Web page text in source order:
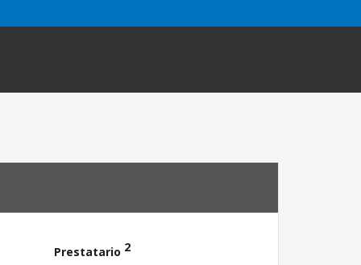
Prestatario 2